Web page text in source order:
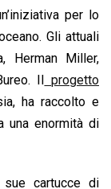
per lo
Gli attuali
Herman Miller,
Il
progetto
ha raccolto e
una enormità di
cartucce di